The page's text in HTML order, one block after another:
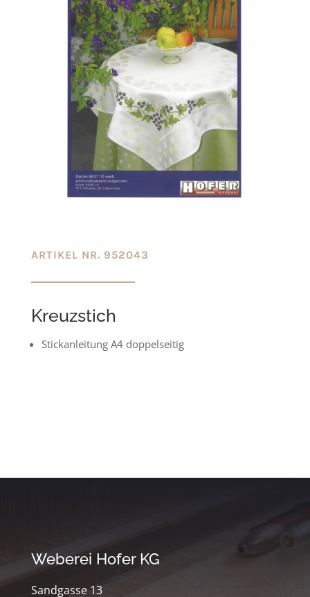
ARTIKEL NR. 952043
Kreuzstich
Stickanleitung A4 doppelseitig
Weberei Hofer KG
Sandgasse 13